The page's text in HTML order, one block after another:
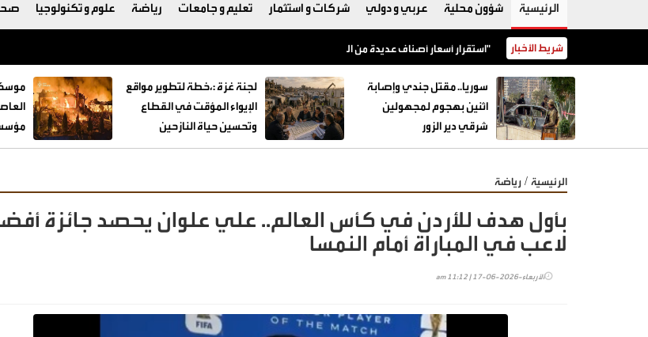
الرئيسية شؤون محلية عربي و دولي شركات و استثمار تعليم و جامعات رياضة علوم و تكنولوجيا
شريط الأخبار استقرار أسعار أصناف عديدة من الخضار مع ورود كميات وافرة إلى "السوق المركزي"
سوريا.. مقتل جندي وإصابة
اثنين بهجوم لمجهولين
شرقي دير الزور
لجنة غزة :،خطة لتطوير مواقع
الإيواء المؤقت في القطاع
وتحسين حياة النازحين
الرئيسية / رياضة
بأول هدف للأردن في كأس العالم.. علي علوان يحصد جائزة
لاعب في المباراة أمام النمسا
الأربعاء-2026-06-17 | 11:12 am